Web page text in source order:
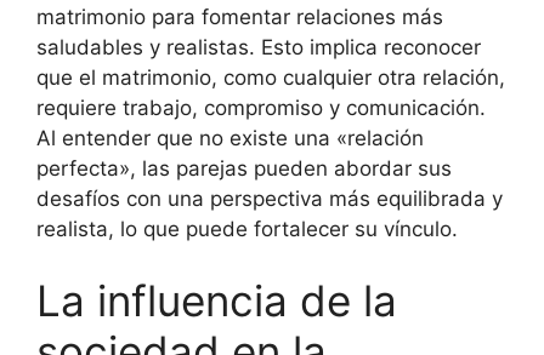
matrimonio para fomentar relaciones más
saludables y realistas. Esto implica reconocer
que el matrimonio, como cualquier otra relación,
requiere trabajo, compromiso y comunicación.
Al entender que no existe una «relación
perfecta», las parejas pueden abordar sus
desafíos con una perspectiva más equilibrada y
realista, lo que puede fortalecer su vínculo.
La influencia de la